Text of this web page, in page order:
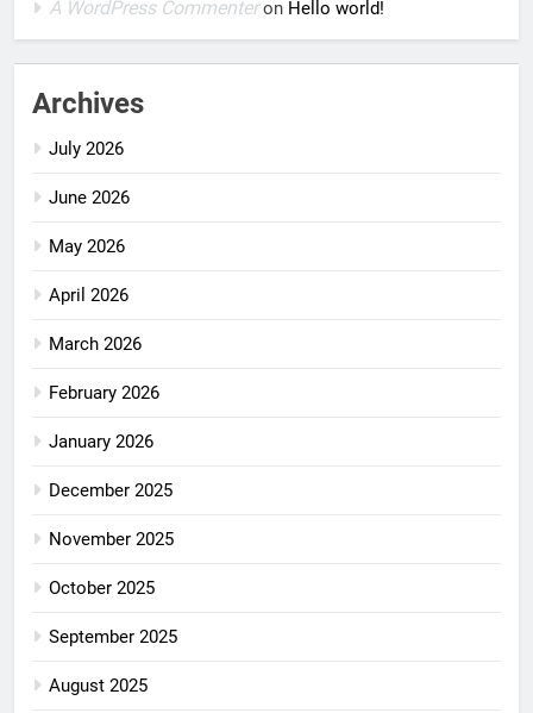
A WordPress Commenteron Hello world!
Archives
July 2026
June 2026
May 2026
April 2026
March 2026
February 2026
January 2026
December 2025
November 2025
October 2025
September 2025
August 2025